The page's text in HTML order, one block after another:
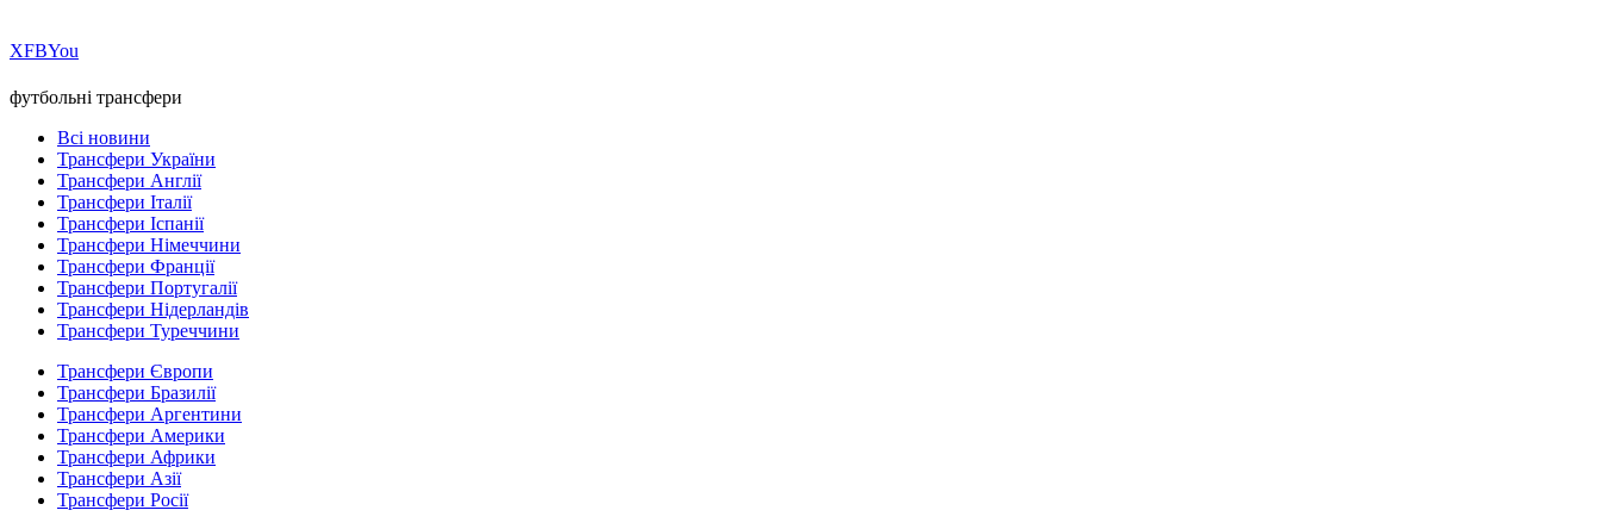
ХFBYou
футбольні трансфери
Всі новини
Трансфери України
Трансфери Англії
Трансфери Італії
Трансфери Іспанії
Трансфери Німеччини
Трансфери Франції
Трансфери Португалії
Трансфери Нідерландів
Трансфери Туреччини
Трансфери Європи
Трансфери Бразилії
Трансфери Аргентини
Трансфери Америки
Трансфери Африки
Трансфери Азії
Трансфери Росії